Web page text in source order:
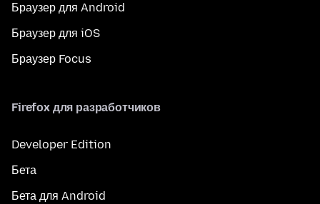
Браузер для Android
Браузер для iOS
Браузер Focus
Firefox для разработчиков
Developer Edition
Бета
Бета для Android